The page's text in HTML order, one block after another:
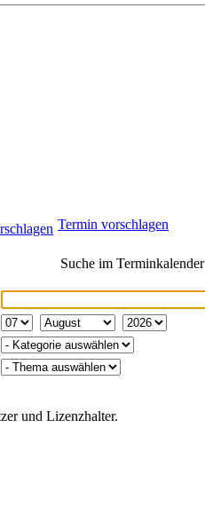
Termin vorschlagen
Suche im Terminkalender
und Lizenzhalter.